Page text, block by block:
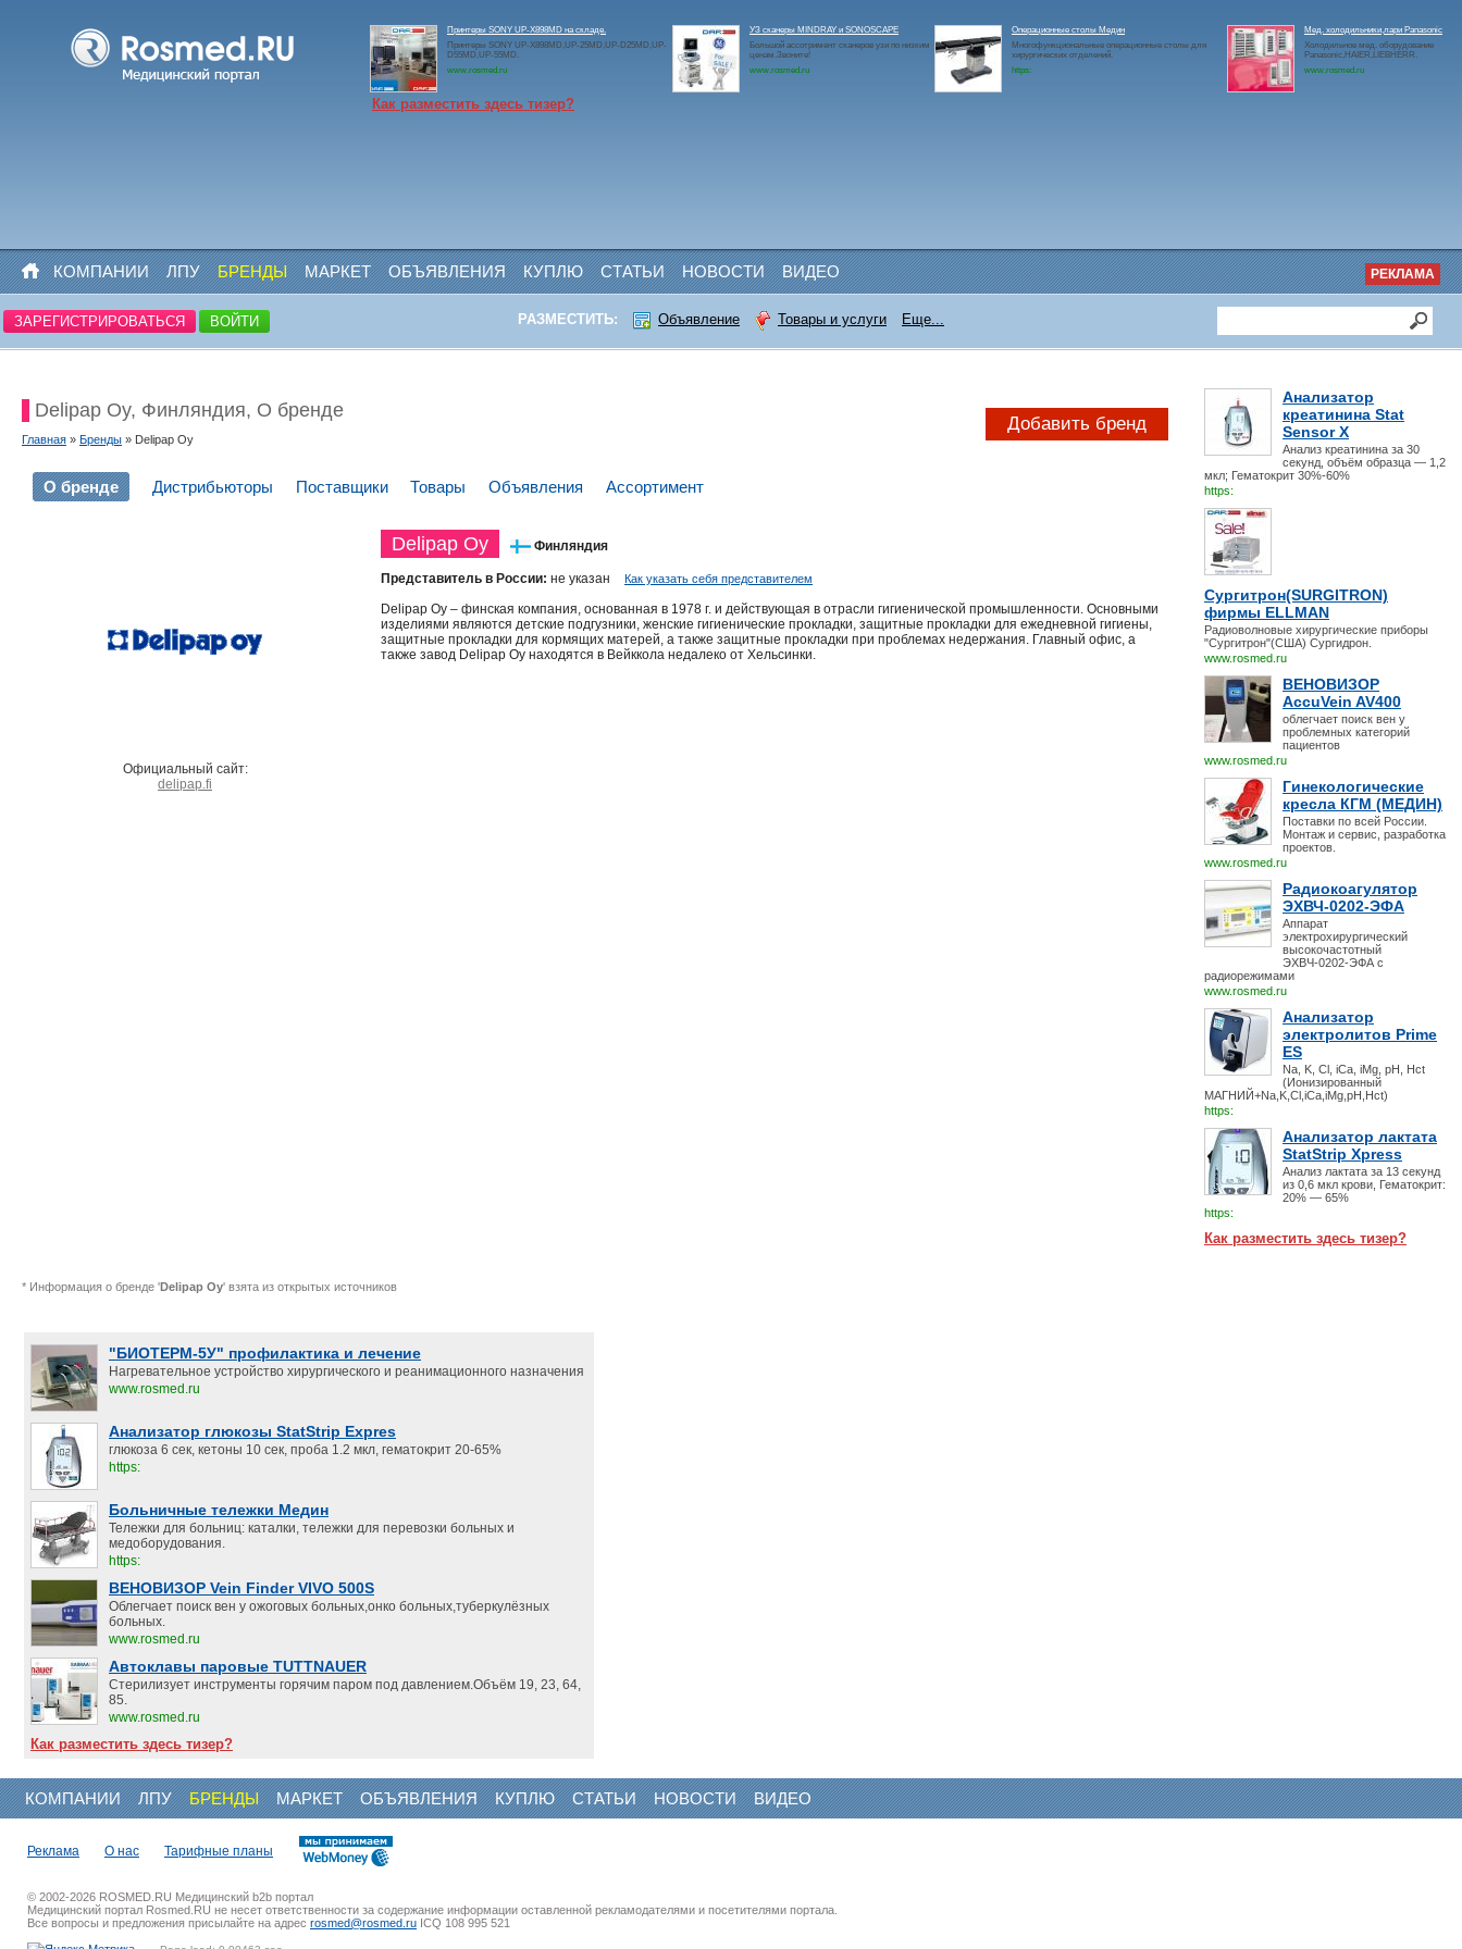
Принтеры SONY UP-X898MD на складе.
Принтеры SONY UP-X898MD,UP-25MD,UP-D25MD,UP-
D55MD,UP-55MD.
www.rosmed.ru
УЗ сканеры MINDRAY и SONOSCAPE
Большой ассотримент сканеров узи по низким
ценам.Звоните!
www.rosmed.ru
Операционные столы Медин
Многофункциональные операционные столы для
хирургических отделений.
https:
Мед. холодильники,лари Panasonic
Холодильное мед. оборудование
Panasonic,HAIER,LIEBHERR.
www.rosmed.ru
Как разместить здесь тизер?
КОМПАНИИ ЛПУ БРЕНДЫ МАРКЕТ ОБЪЯВЛЕНИЯ КУПЛЮ СТАТЬИ НОВОСТИ ВИДЕО РЕКЛАМА
ЗАРЕГИСТРИРОВАТЬСЯ ВОЙТИ РАЗМЕСТИТЬ: Объявление Товары и услуги Еще...
Анализатор
креатинина Stat
Sensor X
Анализ креатинина за 30
секунд, объём образца — 1,2
мкл; Гематокрит 30%-60%
https:
Сургитрон(SURGITRON)
фирмы ELLMAN
Радиоволновые хирургические приборы
"Сургитрон"(США) Сургидрон.
www.rosmed.ru
ВЕНОВИЗОР
AccuVein AV400
облегчает поиск вен у
проблемных категорий
пациентов
www.rosmed.ru
Гинекологические
кресла КГМ (МЕДИН)
Поставки по всей России.
Монтаж и сервис, разработка
проектов.
www.rosmed.ru
Радиокоагулятор
ЭХВЧ-0202-ЭФА
Аппарат
электрохирургический
высокочастотный
ЭХВЧ-0202-ЭФА с
радиорежимами
www.rosmed.ru
Анализатор
электролитов Prime
ES
Na, K, Cl, iCa, iMg, pH, Hct
(Ионизированный
МАГНИЙ+Na,K,Cl,iCa,iMg,pH,Hct)
https:
Анализатор лактата
StatStrip Xpress
Анализ лактата за 13 секунд
из 0,6 мкл крови, Гематокрит:
20% — 65%
https:
Как разместить здесь тизер?
Delipap Oy, Финляндия, О бренде
Главная » Бренды » Delipap Oy
Добавить бренд
О бренде Дистрибьюторы Поставщики Товары Объявления Ассортимент
Официальный сайт:
delipap.fi
Delipap Oy Финляндия
Представитель в России: не указан Как указать себя представителем
Delipap Oy – финская компания, основанная в 1978 г. и действующая в отрасли гигиенической промышленности. Основными
изделиями являются детские подгузники, женские гигиенические прокладки, защитные прокладки для ежедневной гигиены,
защитные прокладки для кормящих матерей, а также защитные прокладки при проблемах недержания. Главный офис, а
также завод Delipap Oy находятся в Вейккола недалеко от Хельсинки.
* Информация о бренде 'Delipap Oy' взята из открытых источников
"БИОТЕРМ-5У" профилактика и лечение
Нагревательное устройство хирургического и реанимационного назначения
www.rosmed.ru
Анализатор глюкозы StatStrip Expres
глюкоза 6 сек, кетоны 10 сек, проба 1.2 мкл, гематокрит 20-65%
https:
Больничные тележки Медин
Тележки для больниц: каталки, тележки для перевозки больных и
медоборудования.
https:
ВЕНОВИЗОР Vein Finder VIVO 500S
Облегчает поиск вен у ожоговых больных,онко больных,туберкулёзных
больных.
www.rosmed.ru
Автоклавы паровые TUTTNAUER
Стерилизует инструменты горячим паром под давлением.Объём 19, 23, 64,
85.
www.rosmed.ru
Как разместить здесь тизер?
КОМПАНИИ ЛПУ БРЕНДЫ МАРКЕТ ОБЪЯВЛЕНИЯ КУПЛЮ СТАТЬИ НОВОСТИ ВИДЕО
Реклама О нас Тарифные планы
© 2002-2026 ROSMED.RU Медицинский b2b портал
Медицинский портал Rosmed.RU не несет ответственности за содержание информации оставленной рекламодателями и посетителями портала.
Все вопросы и предложения присылайте на адрес rosmed@rosmed.ru ICQ 108 995 521